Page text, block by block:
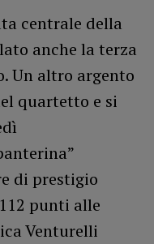
centrale della
anche la terza
Un altro argento
quartetto e si
di prestigio
punti alle
Venturelli